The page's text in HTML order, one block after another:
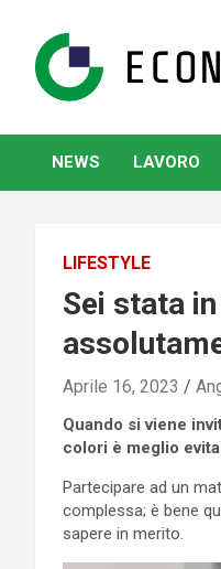
content
NEWS LAVORO
LIFESTYLE
Sei stata
Aprile 16, 2023
Quando si viene
colori è meglio
Partecipare ad un
complessa; è bene
sapere in merito.